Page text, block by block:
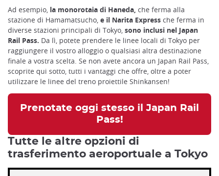
Ad esempio, la monorotaia di Haneda, che ferma alla
stazione di Hamamatsucho, e il Narita Express che ferma in
diverse stazioni principali di Tokyo, sono inclusi nel Japan
Rail Pass. Da lì, potete prendere le linee locali di Tokyo per
raggiungere il vostro alloggio o qualsiasi altra destinazione
finale a vostra scelta. Se non avete ancora un Japan Rail Pass,
scoprite qui sotto, tutti i vantaggi che offre, oltre a poter
utilizzare le linee del treno proiettile Shinkansen!
Prenotate oggi stesso il Japan Rail
Pass!
Tutte le altre opzioni di
trasferimento aeroportuale a Tokyo